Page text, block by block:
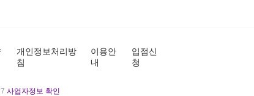
개인정보처리방
침
이용안
내
입점신
청
사업자정보 확인